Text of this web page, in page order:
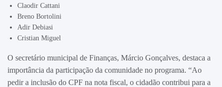
Claodir Cattani
Breno Bortolini
Adir Debiasi
Cristian Miguel
O secretário municipal de Finanças, Márcio Gonçalves, destaca a
importância da participação da comunidade no programa. “Ao
pedir a inclusão do CPF na nota fiscal, o cidadão contribui para a